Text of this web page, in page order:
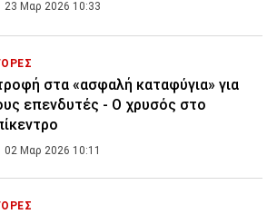
23 Μαρ 2026 10:33
στα «ασφαλή καταφύγια» για
επενδυτές - Ο χρυσός στο
02 Μαρ 2026 10:11